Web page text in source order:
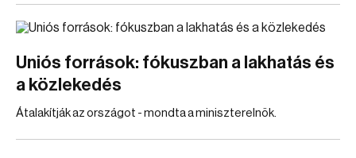
Uniós források: fókuszban a lakhatás és
a közlekedés
Átalakítják az országot - mondta a miniszterelnök.